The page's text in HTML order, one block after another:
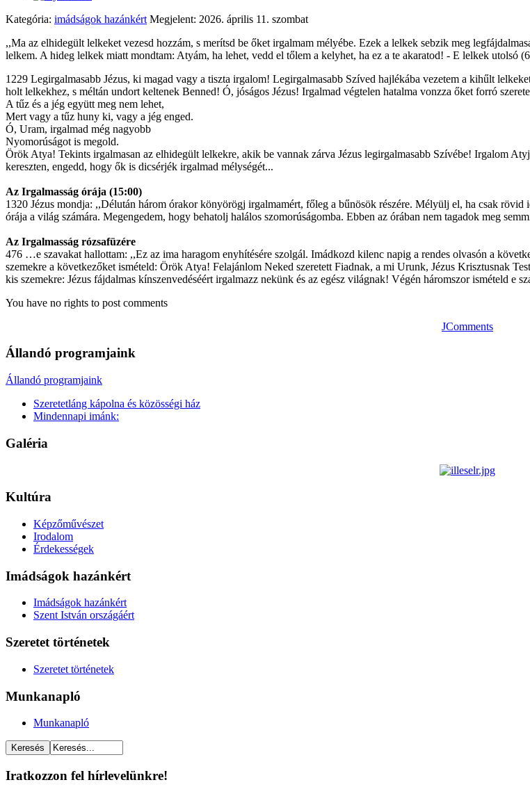
Kategória: imádságok hazánkért Megjelent: 2026. április 11. szombat
,,Ma az elhidegült lelkeket vezesd hozzám, s merítsd be őket irgalmam mélyébe. Ezek a lelkek sebzik meg
lelkem. A hideg lelkek miatt mondtam: Atyám, ha lehet, vedd el tőlem a kelyhet, ha ez a te akaratod! - E lelkek utolsó
1229 Legirgalmasabb Jézus, ki magad vagy a tiszta irgalom! Legirgalmasabb Szíved hajlékába vezetem a kihűlt
holt lelkekhez, s méltán undort keltenek Benned! Ó, jóságos Jézus! Irgalmad végtelen hatalma vonzza őket forró
A tűz és a jég együtt meg nem lehet,
Mert vagy a tűz huny ki, vagy a jég enged.
Ó, Uram, irgalmad még nagyobb
Nyomorúságot is megold.
Örök Atya! Tekints irgalmasan az elhidegült lelkekre, akik be vannak zárva Jézus legirgalmasabb Szívébe! Irgalom
kereszten, engedd, hogy ők is dicsérjék irgalmad mélységét...
Az Irgalmasság órája (15:00)
1320 Jézus mondja: ,,Délután három órakor könyörögj irgalmamért, főleg a bűnösök részére. Mélyülj el, ha csak
órája a világ számára. Megengedem, hogy behatolj halálos szomorúságomba. Ebben az órában nem tagadok meg
Az Irgalmasság rózsafüzére
476 …e szavakat hallottam: ,,Ez az ima haragom enyhítésére szolgál. Imádkozd kilenc napig a rendes olvasón a
szemekre a következőket ismételd: Örök Atya! Felajánlom Neked szeretett Fiadnak, a mi Urunk, Jézus Krisztusnak
kis szemekre: Jézus fájdalmas kínszenvedéséért irgalmazz nekünk és az egész világnak! Végén háromszor ismételd e
You have no rights to post comments
JComments
Állandó programjaink
Állandó programjaink
Szeretetláng kápolna és közösségi ház
Mindennapi imánk:
Galéria
Kultúra
Képzőművészet
Irodalom
Érdekességek
Imádságok hazánkért
Imádságok hazánkért
Szent István országáért
Szeretet történetek
Szeretet történetek
Munkanapló
Munkanapló
Iratkozzon fel hírlevelünkre!